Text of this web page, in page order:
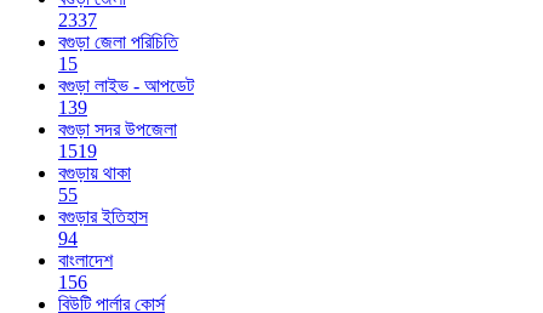
2337
বগুড়া জেলা পরিচিতি
15
বগুড়া লাইভ - আপডেট
139
বগুড়া সদর উপজেলা
1519
বগুড়ায় থাকা
55
বগুড়ার ইতিহাস
94
বাংলাদেশ
156
বিউটি পার্লার কোর্স